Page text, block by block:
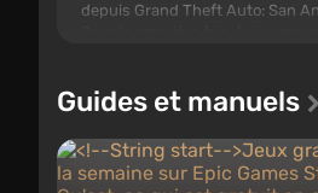
depuis Grand Theft Auto: San
pourrez basculer...
Guides et manuels